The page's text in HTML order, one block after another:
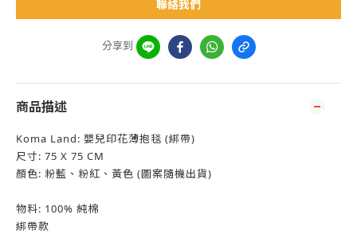
聯絡我們
分享到
商品描述
Koma Land: 嬰兒印花薄抱毯 (綁帶)
尺寸: 75 X 75 CM
顏色: 粉藍、粉紅、黃色 (圖案隨機出貨)
物料: 100% 純棉
綁帶款